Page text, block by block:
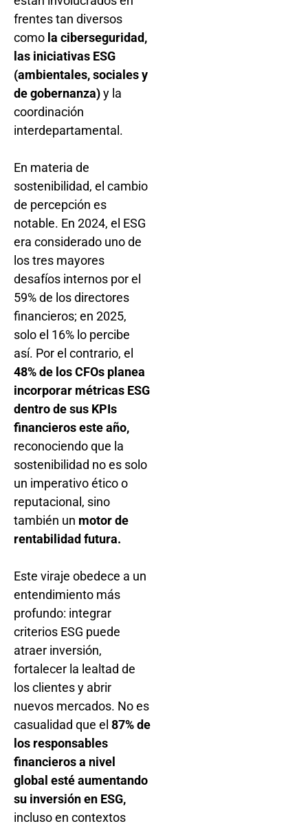
frentes tan diversos
como la ciberseguridad,
las iniciativas ESG
(ambientales, sociales y
de gobernanza)y la
coordinación
interdepartamental.
En materia de
sostenibilidad, el cambio
de percepción es
notable. En 2024, el ESG
era considerado uno de
los tres mayores
desafíos internos por el
59% de los directores
financieros; en 2025,
solo el 16% lo percibe
así. Por el contrario, el
48% de los CFOs planea
incorporar métricas ESG
dentro de sus KPIs
financieros este año,
reconociendo que la
sostenibilidad no es solo
un imperativo ético o
reputacional, sino
también un motor de
rentabilidad futura.
Este viraje obedece a un
entendimiento más
profundo: integrar
criterios ESG puede
atraer inversión,
fortalecer la lealtad de
los clientes y abrir
nuevos mercados. No es
casualidad que el 87% de
los responsables
financieros a nivel
global esté aumentando
su inversión en ESG,
incluso en contextos